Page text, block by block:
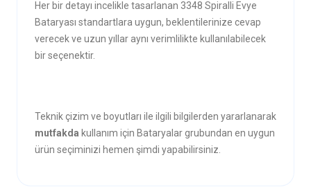
Her bir detayı incelikle tasarlanan 3348 Spiralli Evye
Bataryası standartlara uygun, beklentilerinize cevap
verecek ve uzun yıllar aynı verimlilikte kullanılabilecek
bir seçenektir.
Teknik çizim ve boyutları ile ilgili bilgilerden yararlanarak
mutfakda kullanım için Bataryalar grubundan en uygun
ürün seçiminizi hemen şimdi yapabilirsiniz.